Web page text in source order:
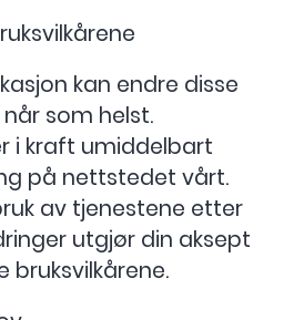
kan endre disse
som helst.
i kraft umiddelbart
på nettstedet vårt.
av tjenestene etter
utgjør din aksept
bruksvilkårene.